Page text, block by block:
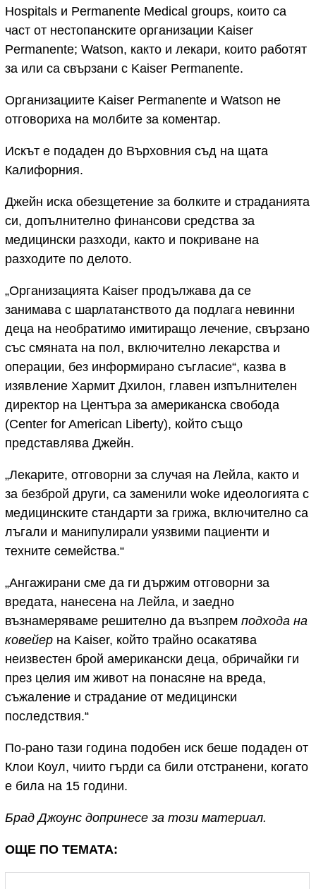
Hospitals и Permanente Medical groups, които са
част от нестопанските организации Kaiser
Permanente; Watson, както и лекари, които работят
за или са свързани с Kaiser Permanente.
Организациите Kaiser Permanente и Watson не
отговориха на молбите за коментар.
Искът е подаден до Върховния съд на щата
Калифорния.
Джейн иска обезщетение за болките и страданията
си, допълнително финансови средства за
медицински разходи, както и покриване на
разходите по делото.
„Организацията Kaiser продължава да се
занимава с шарлатанството да подлага невинни
деца на необратимо имитиращо лечение, свързано
със смяната на пол, включително лекарства и
операции, без информирано съгласие“, казва в
изявление Хармит Дхилон, главен изпълнителен
директор на Центъра за американска свобода
(Center for American Liberty), който също
представлява Джейн.
„Лекарите, отговорни за случая на Лейла, както и
за безброй други, са заменили woke идеологиятa с
медицинските стандарти за грижа, включително са
лъгали и манипулирали уязвими пациенти и
техните семейства.“
„Ангажирани сме да ги държим отговорни за
вредата, нанесена на Лейла, и заедно
възнамеряваме решително да възпрем подхода на
ковейер на Kaiser, който трайно осакатява
неизвестен брой американски деца, обричайки ги
през целия им живот на понасяне на вреда,
съжаление и страдание от медицински
последствия.“
По-рано тази година подобен иск беше подаден от
Клои Коул, чиито гърди са били отстранени, когато
е била на 15 години.
Брад Джоунс допринесе за този материал.
ОЩЕ ПО ТЕМАТА: